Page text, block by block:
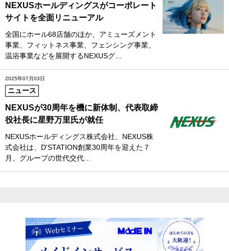
NEXUSホールディングスがコーポレート
サイトを全面リニューアル
全国にホール68店舗のほか、アミューズメント
事業、フィットネス事業、フェンシング事業、
温浴事業などを展開するNEXUSグ…
2025年07月03日
ニュース
NEXUSが30周年を機に新体制、代表取締
役社長に星野万里氏が就任
NEXUSホールディングス株式会社、NEXUS株
式会社は、D'STATION創業30周年を迎えた７
月、グループの世代交代…